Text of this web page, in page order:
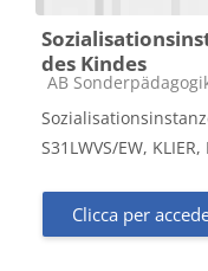
des Kindes
Categoria di corsi
AB
S31LWVS/EW,
Clicca per